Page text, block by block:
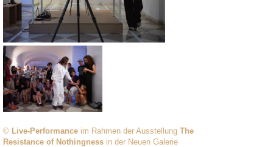
© Live-Performance im Rahmen der Ausstellung The
Resistance of Nothingness in der Neuen Galerie